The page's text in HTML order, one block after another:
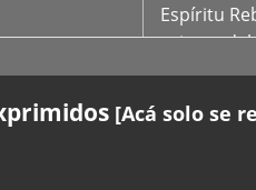
Espíritu
oriente
[Acá solo se